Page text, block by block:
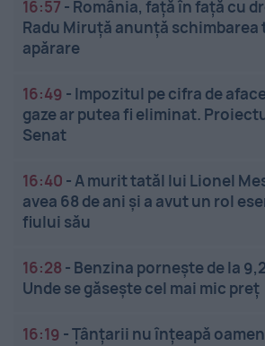
16:57 - România, față în față cu
Radu Miruță anunță
apărare
16:49 - Impozitul pe cifra de
gaze ar putea fi eliminat.
Senat
16:40 -A murit tatăl lui Lionel
avea 68 de ani și a avut un rol
fiului său
16:28 - Benzina pornește de la
Unde se găsește cel mai mic preț
16:19 -Țânțarii nu înțeapă